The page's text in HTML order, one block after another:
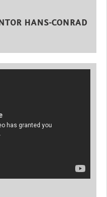
HANS-CONRAD